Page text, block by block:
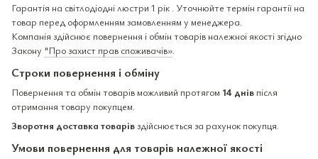
Гарантія на світлодіодні люстри 1 рік . Уточнюйте термін гарантії на
товар перед оформленням замовленням у менеджера.
Компанія здійснює повернення і обмін товарів належної якості згідно
Закону "Про захист прав споживачів».
Строки повернення і обміну
Повернення та обмін товарів можливий протягом 14 днів після
отримання товару покупцем.
Зворотня доставка товарівздійснюється за рахунок покупця.
Умови повернення для товарів належної якості